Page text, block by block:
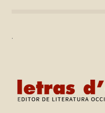
.